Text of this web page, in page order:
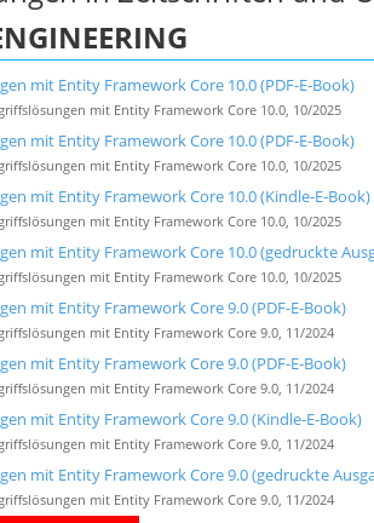
mit Entity Framework Core 10.0 (PDF-E-Book)
mit Entity Framework Core 10.0, 10/2025
mit Entity Framework Core 10.0 (PDF-E-Book)
mit Entity Framework Core 10.0, 10/2025
mit Entity Framework Core 10.0 (Kindle-E-Book)
mit Entity Framework Core 10.0, 10/2025
mit Entity Framework Core 10.0 (gedruckte
mit Entity Framework Core 10.0, 10/2025
mit Entity Framework Core 9.0 (PDF-E-Book)
mit Entity Framework Core 9.0, 11/2024
mit Entity Framework Core 9.0 (PDF-E-Book)
mit Entity Framework Core 9.0, 11/2024
mit Entity Framework Core 9.0 (Kindle-E-Book)
mit Entity Framework Core 9.0, 11/2024
mit Entity Framework Core 9.0 (gedruckte
mit Entity Framework Core 9.0, 11/2024